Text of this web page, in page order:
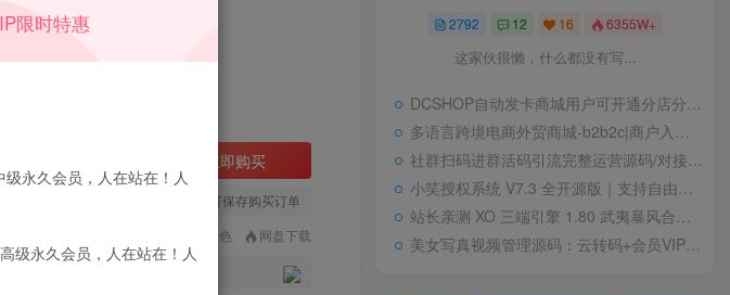
立即购买
您当前未登录！建议登陆后购买，可保存购买订单
安全绿色 网盘下载
联系站长QQ：
2792 12 16 6355W+
这家伙很懒，什么都没有写...
DCSHOP自动发卡商城用户可开通分店分销，支持实物发货，自带博客功能
多语言跨境电商外贸商城-b2b2c|商户入驻|随机物流|信用分|平台代发
社群扫码进群活码引流完整运营源码/对接免签约支付接口/推广正常绑定下级
小笑授权系统 V7.3 全开源版｜支持自由二次开发
站长亲测 XO 三端引擎 1.80 武夷暴风合击复古传奇手游服务端 魔神领域盘古圣地降魔天堂
美女写真视频管理源码：云转码+会员VIP系统，一键采集+代理系统全支持
限时特惠
永久会员，人在站在！人
级永久会员，人在站在！人